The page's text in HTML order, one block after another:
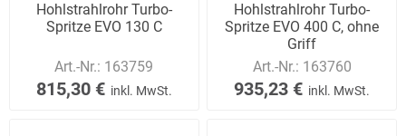
Hohlstrahlrohr Turbo-
Spritze EVO 130 C
Art.-Nr.: 163759
815,30 € inkl. MwSt.
Hohlstrahlrohr Turbo-
Spritze EVO 400 C, ohne
Griff
Art.-Nr.: 163760
935,23 € inkl. MwSt.